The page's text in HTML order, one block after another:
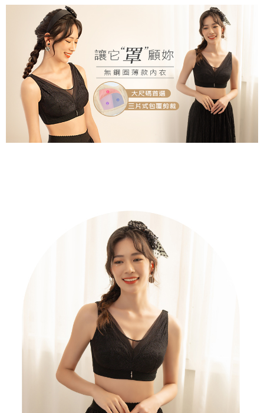
【注意事項】
1. 本サービスは「台湾大哥大株式会社」（以下「当社」といいます）によ
って提供され、ユーザーが取引時に本サービスを通じて商品やサービスを
購入できるようにし、店舗が売買／分割払い売買の債権を当社に譲渡した
後、契約に基づいて当社の請求書で帳款を支払うことになります。
2. 「OP Pay Later」を利用する契約関係の目的から、店舗はあなたの個人
情報（名前、電話または住所を含む）を台湾大哥大に提供し、収集、処理
および利用するために、当社があなた本人と分割請求書に必要な情報の確
認、照合および修正を行います。
3. 完全なユーザーサービス規約については、以下のリンクを参照してくだ
さい：
https://oppay.tw/userRule
を延長できますが、商品を期限内に受け取れない場合があります（例：予
約商品や商品到着日が比較的遅い商品）。そのため、商品到着の有無に関
わらず、AFTEEで指定された期限内にお支払いください。
二、支払い限度額
1.初回 AFTEEを ご利用の際に、認証結果及び当社の審査の結果に基づ
き、限度額が設定されます。
2.決済金額は最低NT$20です。
3.現在、台湾の会員のみご利用いただけます。
三、利用規約「AFTEE代金後払い」（以下当サービスという）はネットプ
ロテクションズ（以下 AFTEE という）が提供し、AFTEEが代金を徴収し
ます。当サービスご利用の際に提供しなければならない個人情報（注文者
AFTEEの初回ご利用の際に、審査を通過すれば、最高額がNT$10,000にな
ります。支払い期限を過ぎた場合、その金額に基づいて年利20%の遅延滞
納金が加算されます。未成年の利用者は、事前に法定代理人または後見人
の同意を得ればAFTEEをご利用いただけます。
個人情報の処理、利用について疑問がある、または関連する法律の権利を
行使したい場合は、ネットプロテクションズcs_tw@netprotections.co.jp
にご連絡ください。上記に示した個人情報を、必要な購入注文書とあわせ
てAFTEEにご提供いただく、またはAFTEEにあなたの個人情報の収集、処
理、利用を許可することににご同意いただけない場合は、当サービスを選
択しないでください。
萊爾富取貨付款
配送毎にNT$80、NT$799以上で送料無料
付款後萊爾富取貨
配送毎にNT$80、NT$799以上で送料無料
7-11取貨付款
配送毎にNT$80、NT$799以上で送料無料
付款後7-11取貨
配送毎にNT$80、NT$799以上で送料無料
配送毎にNT$80、NT$890以上で送料無料